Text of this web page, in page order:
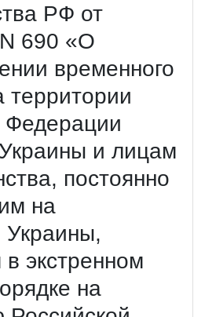
РФ от
690 «О
временного
Федерации
и лицам
постоянно
на
Украины,
экстренном
на